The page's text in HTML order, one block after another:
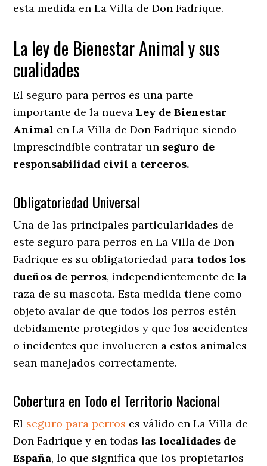
esta medida en La Villa de Don Fadrique.
La ley de Bienestar Animal y sus
cualidades
El seguro para perros es una parte
importante de la nueva Ley de Bienestar
Animal en La Villa de Don Fadrique siendo
imprescindible contratar un seguro de
responsabilidad civil a terceros.
Obligatoriedad Universal
Una de las principales particularidades de
este seguro para perros en La Villa de Don
Fadrique es su obligatoriedad para todos los
dueños de perros, independientemente de la
raza de su mascota. Esta medida tiene como
objeto avalar de que todos los perros estén
debidamente protegidos y que los accidentes
o incidentes que involucren a estos animales
sean manejados correctamente.
Cobertura en Todo el Territorio Nacional
El seguro para perros es válido en La Villa de
Don Fadrique y en todas laslocalidades de
España, lo que significa que los propietarios